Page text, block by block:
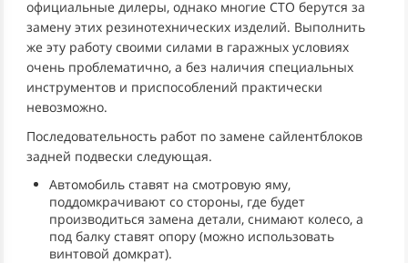
официальные дилеры, однако многие СТО берутся за
замену этих резинотехнических изделий. Выполнить
же эту работу своими силами в гаражных условиях
очень проблематично, а без наличия специальных
инструментов и приспособлений практически
невозможно.
Последовательность работ по замене сайлентблоков
задней подвески следующая.
Автомобиль ставят на смотровую яму,
поддомкрачивают со стороны, где будет
производиться замена детали, снимают колесо, а
под балку ставят опору (можно использовать
винтовой домкрат).